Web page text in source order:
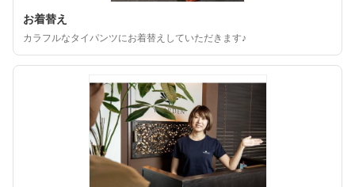
お着替え
カラフルなタイパンツにお着替えしていただきます♪